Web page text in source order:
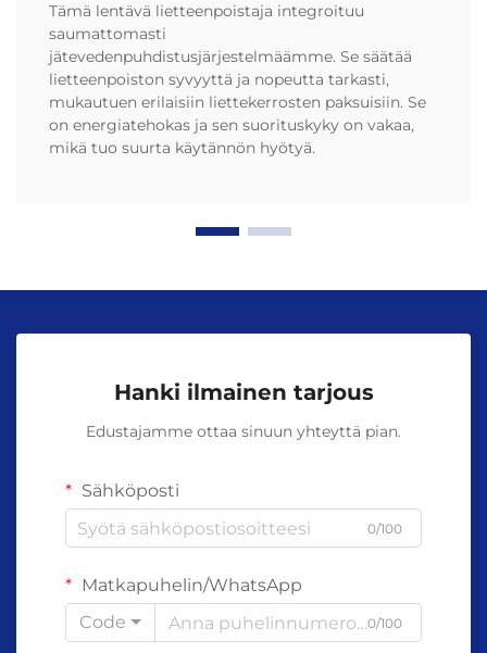
Tämä lentävä lietteenpoistaja integroituu
saumattomasti
jätevedenpuhdistusjärjestelmäämme. Se säätää
lietteenpoiston syvyyttä ja nopeutta tarkasti,
mukautuen erilaisiin liettekerrosten paksuisiin. Se
on energiatehokas ja sen suorituskyky on vakaa,
mikä tuo suurta käytännön hyötyä.
Hanki ilmainen tarjous
Edustajamme ottaa sinuun yhteyttä pian.
Sähköposti
0/100
Matkapuhelin/WhatsApp
Code
0/100